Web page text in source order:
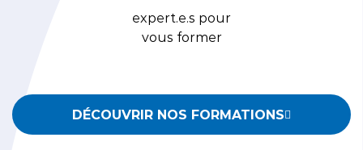
expert.e.s pour
vous former
DÉCOUVRIR NOS FORMATIONS